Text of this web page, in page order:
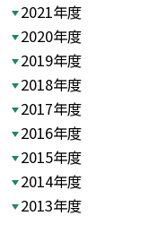
2021年度
2020年度
2019年度
2018年度
2017年度
2016年度
2015年度
2014年度
2013年度